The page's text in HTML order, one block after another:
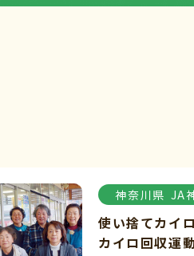
神奈川県 JA
使い捨てカイ
カイロ回収運